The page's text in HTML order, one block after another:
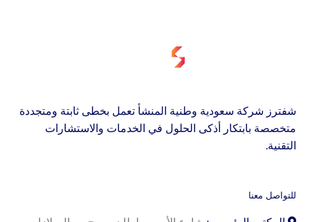
شفترز شركة سعودية وطنية المنشأ تعمل بخطى ثابتة ومتجددة
متخصصة بابتكار أذكى الحلول في الخدمات والاستشارات
التقنية.
للتواصل معنا